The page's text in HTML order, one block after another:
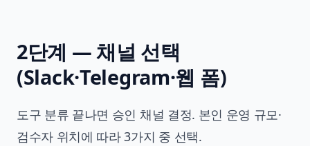
2단계 — 채널 선택
(Slack·Telegram·웹 폼)
도구 분류 끝나면 승인 채널 결정. 본인 운영 규모·
검수자 위치에 따라 3가지 중 선택.